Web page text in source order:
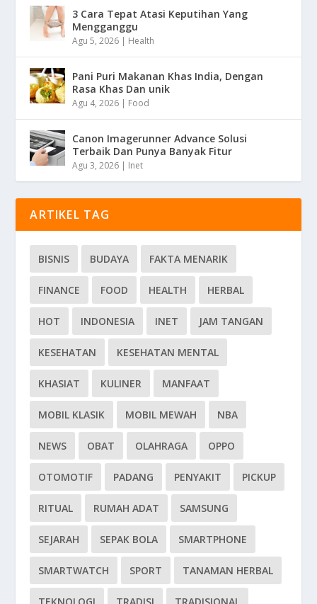
3 Cara Tepat Atasi Keputihan Yang
Mengganggu
Agu 5, 2026 | Health
Pani Puri Makanan Khas India, Dengan
Rasa Khas Dan unik
Agu 4, 2026 | Food
Canon Imagerunner Advance Solusi
Terbaik Dan Punya Banyak Fitur
Agu 3, 2026 | Inet
ARTIKEL TAG
BISNIS BUDAYA FAKTA MENARIK
FINANCE FOOD HEALTH HERBAL
HOT INDONESIA INET JAM TANGAN
KESEHATAN KESEHATAN MENTAL
KHASIAT KULINER MANFAAT
MOBIL KLASIK MOBIL MEWAH NBA
NEWS OBAT OLAHRAGA OPPO
OTOMOTIF PADANG PENYAKIT PICKUP
RITUAL RUMAH ADAT SAMSUNG
SEJARAH SEPAK BOLA SMARTPHONE
SMARTWATCH SPORT TANAMAN HERBAL